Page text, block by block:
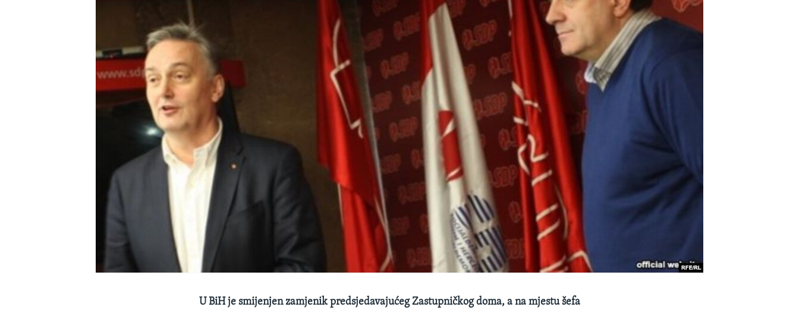
U BiH je smijenjen zamjenik predsjedavajućeg Zastupničkog doma, a na mjestu šefa